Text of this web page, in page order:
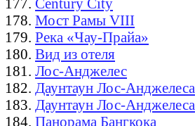
Мост Рамы VIII
Река «Чау-Прайа»
Вид из отеля
Лос-Анджелес
Даунтаун Лос-Анджелеса
Даунтаун Лос-Анджелеса
Панорама Бангкока